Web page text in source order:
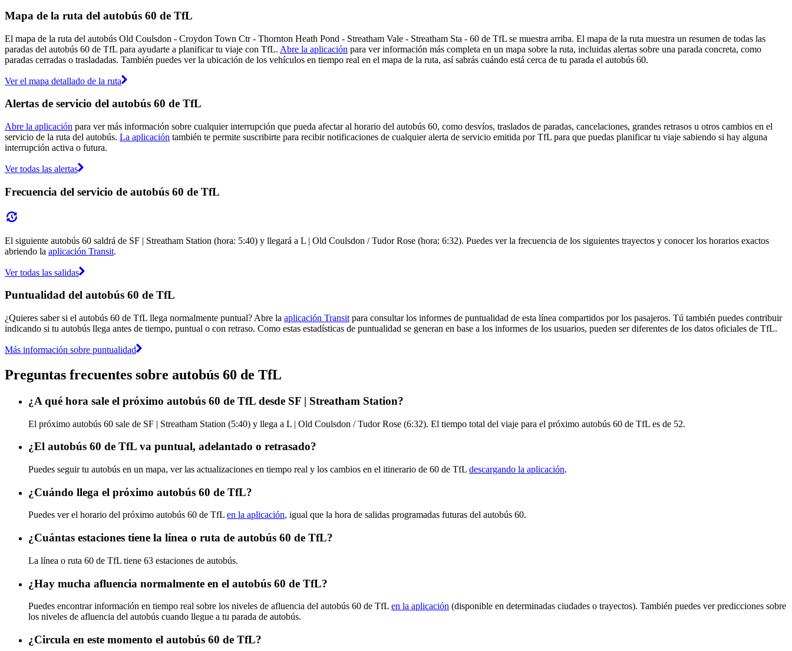
Mapa de la ruta del autobús 60 de TfL
El mapa de la ruta del autobús Old Coulsdon - Croydon Town Ctr - Thornton Heath Pond - Streatham Vale - Streatham Sta - 60 de TfL se muestra arriba. El mapa de la ruta muestra un resumen de todas las
paradas del autobús 60 de TfL para ayudarte a planificar tu viaje con TfL. Abre la aplicación para ver información más completa en un mapa sobre la ruta, incluidas alertas sobre una parada concreta, como
paradas cerradas o trasladadas. También puedes ver la ubicación de los vehículos en tiempo real en el mapa de la ruta, así sabrás cuándo está cerca de tu parada el autobús 60.
Ver el mapa detallado de la ruta
Alertas de servicio del autobús 60 de TfL
Abre la aplicación para ver más información sobre cualquier interrupción que pueda afectar al horario del autobús 60, como desvíos, traslados de paradas, cancelaciones, grandes retrasos u otros cambios en el
servicio de la ruta del autobús. La aplicación también te permite suscribirte para recibir notificaciones de cualquier alerta de servicio emitida por TfL para que puedas planificar tu viaje sabiendo si hay alguna
interrupción activa o futura.
Ver todas las alertas
Frecuencia del servicio de autobús 60 de TfL
El siguiente autobús 60 saldrá de SF | Streatham Station (hora: 5:40) y llegará a L | Old Coulsdon / Tudor Rose (hora: 6:32). Puedes ver la frecuencia de los siguientes trayectos y conocer los horarios exactos
abriendo la aplicación Transit.
Ver todas las salidas
Puntualidad del autobús 60 de TfL
¿Quieres saber si el autobús 60 de TfL llega normalmente puntual? Abre la aplicación Transit para consultar los informes de puntualidad de esta línea compartidos por los pasajeros. Tú también puedes contribuir
indicando si tu autobús llega antes de tiempo, puntual o con retraso. Como estas estadísticas de puntualidad se generan en base a los informes de los usuarios, pueden ser diferentes de los datos oficiales de TfL.
Más información sobre puntualidad
Preguntas frecuentes sobre autobús 60 de TfL
¿A qué hora sale el próximo autobús 60 de TfL desde SF | Streatham Station?
El próximo autobús 60 sale de SF | Streatham Station (5:40) y llega a L | Old Coulsdon / Tudor Rose (6:32). El tiempo total del viaje para el próximo autobús 60 de TfL es de 52.
¿El autobús 60 de TfL va puntual, adelantado o retrasado?
Puedes seguir tu autobús en un mapa, ver las actualizaciones en tiempo real y los cambios en el itinerario de 60 de TfL descargando la aplicación.
¿Cuándo llega el próximo autobús 60 de TfL?
Puedes ver el horario del próximo autobús 60 de TfL en la aplicación, igual que la hora de salidas programadas futuras del autobús 60.
¿Cuántas estaciones tiene la línea o ruta de autobús 60 de TfL?
La línea o ruta 60 de TfL tiene 63 estaciones de autobús.
¿Hay mucha afluencia normalmente en el autobús 60 de TfL?
Puedes encontrar información en tiempo real sobre los niveles de afluencia del autobús 60 de TfL en la aplicación (disponible en determinadas ciudades o trayectos). También puedes ver predicciones sobre
los niveles de afluencia del autobús cuando llegue a tu parada de autobús.
¿Circula en este momento el autobús 60 de TfL?